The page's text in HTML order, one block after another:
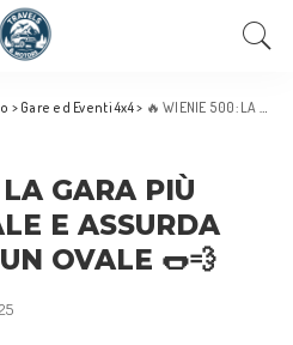
> Gare ed Eventi 4x4> 🔥 WIENIE 500: LA GARA PIÙ INUTILE, GENIALE E ASSURDA MAI CORSA SU UN OVALE 🌭💨
GARA PIÙ
E ASSURDA
OVALE 🌭💨